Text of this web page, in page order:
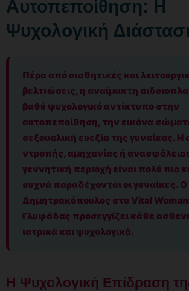
Αυτοπεποίθηση: Η
Ψυχολογική
Πέρα από αισθητικές και
βελτιώσεις, η αναίμακτη
βαθύ ψυχολογικό αντίκτυπο στην
αυτοπεποίθηση, την εικόνα
σεξουαλική ευεξία της γυναίκας. Η
ντροπής, αμηχανίας ή
γεννητική περιοχή είναι πολύ πιο
συχνά παραδέχονται οι γυναίκες.
Δημητρακόπουλος στο Vital
Γλυφάδας προσεγγίζει κάθε
ιατρικά και ψυχολογικά.
Η Ψυχολογική Επίδραση